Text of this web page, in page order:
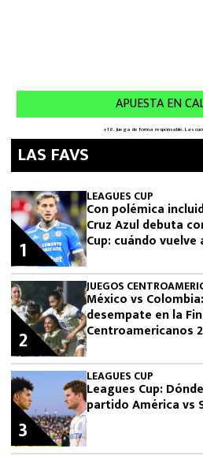
LAS FAVS
LEAGUES CUP
Con polémica
Cruz Azul debuta
Cup: cuándo vuelve
1
JUEGOS
México vs
desempate en la
Centroamericanos
2
LEAGUES CUP
Leagues Cup:
partido América vs
3